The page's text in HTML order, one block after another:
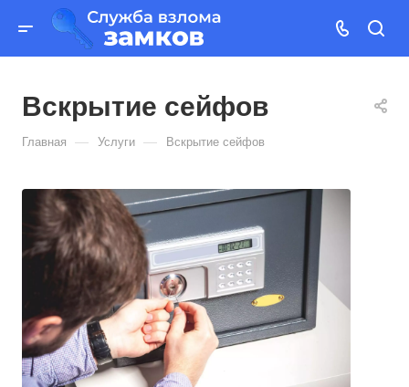
Вскрытие сейфов
Главная — Услуги — Вскрытие сейфов